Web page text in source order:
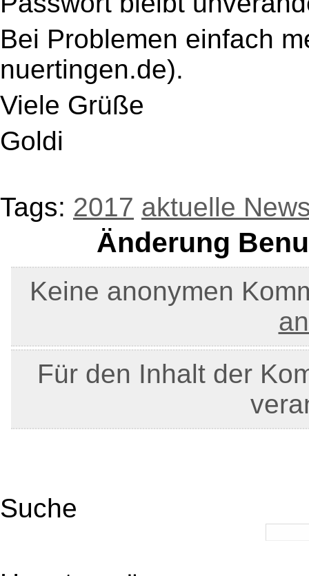
Bei Problemen einfach
nuertingen.de).
Viele Grüße
Goldi
Tags: 2017 aktuelle
Änderung
Keine anonymen
Für den Inhalt der
Suche